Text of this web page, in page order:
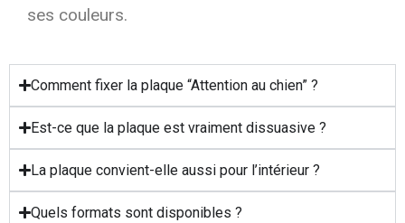
ses couleurs.
Comment fixer la plaque “Attention au chien” ?
Est-ce que la plaque est vraiment dissuasive ?
La plaque convient-elle aussi pour l’intérieur ?
Quels formats sont disponibles ?